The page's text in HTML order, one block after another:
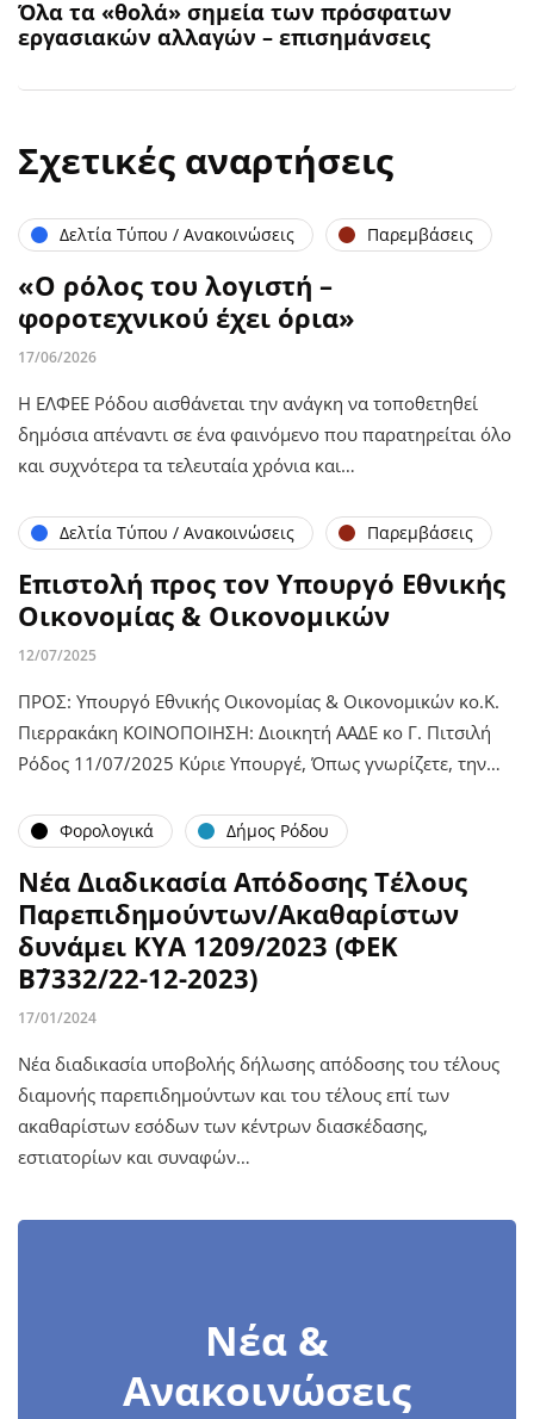
Όλα τα «θολά» σημεία των πρόσφατων
εργασιακών αλλαγών – επισημάνσεις
Σχετικές αναρτήσεις
Δελτία Τύπου / Ανακοινώσεις Παρεμβάσεις
«Ο ρόλος του λογιστή –
φοροτεχνικού έχει όρια»
17/06/2026
Η ΕΛΦΕΕ Ρόδου αισθάνεται την ανάγκη να τοποθετηθεί
δημόσια απέναντι σε ένα φαινόμενο που παρατηρείται όλο
και συχνότερα τα τελευταία χρόνια και…
Δελτία Τύπου / Ανακοινώσεις Παρεμβάσεις
Επιστολή προς τον Υπουργό Εθνικής
Οικονομίας & Οικονομικών
12/07/2025
ΠΡΟΣ: Υπουργό Εθνικής Οικονομίας & Οικονομικών κο.Κ.
Πιερρακάκη ΚΟΙΝΟΠΟΙΗΣΗ: Διοικητή ΑΑΔΕ κο Γ. Πιτσιλή
Ρόδος 11/07/2025 Κύριε Υπουργέ, Όπως γνωρίζετε, την…
Φορολογικά Δήμος Ρόδου
Νέα Διαδικασία Απόδοσης Τέλους
Παρεπιδημούντων/Ακαθαρίστων
δυνάμει ΚΥΑ 1209/2023 (ΦΕΚ
Β΄7332/22-12-2023)
17/01/2024
Νέα διαδικασία υποβολής δήλωσης απόδοσης του τέλους
διαμονής παρεπιδημούντων και του τέλους επί των
ακαθαρίστων εσόδων των κέντρων διασκέδασης,
εστιατορίων και συναφών…
Νέα &
Ανακοινώσεις